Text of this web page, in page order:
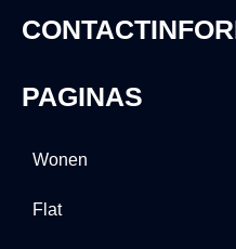
PAGINAS
Wonen
Flat